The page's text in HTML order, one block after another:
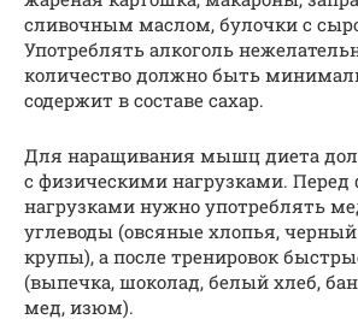
сливочным маслом, булочки с
Употреблять алкоголь
количество должно быть
содержит в составе сахар.
Для наращивания мышц диета
с физическими нагрузками.
нагрузками нужно употреблять
углеводы (овсяные хлопья,
крупы), а после тренировок
(выпечка, шоколад, белый хлеб,
мед, изюм).